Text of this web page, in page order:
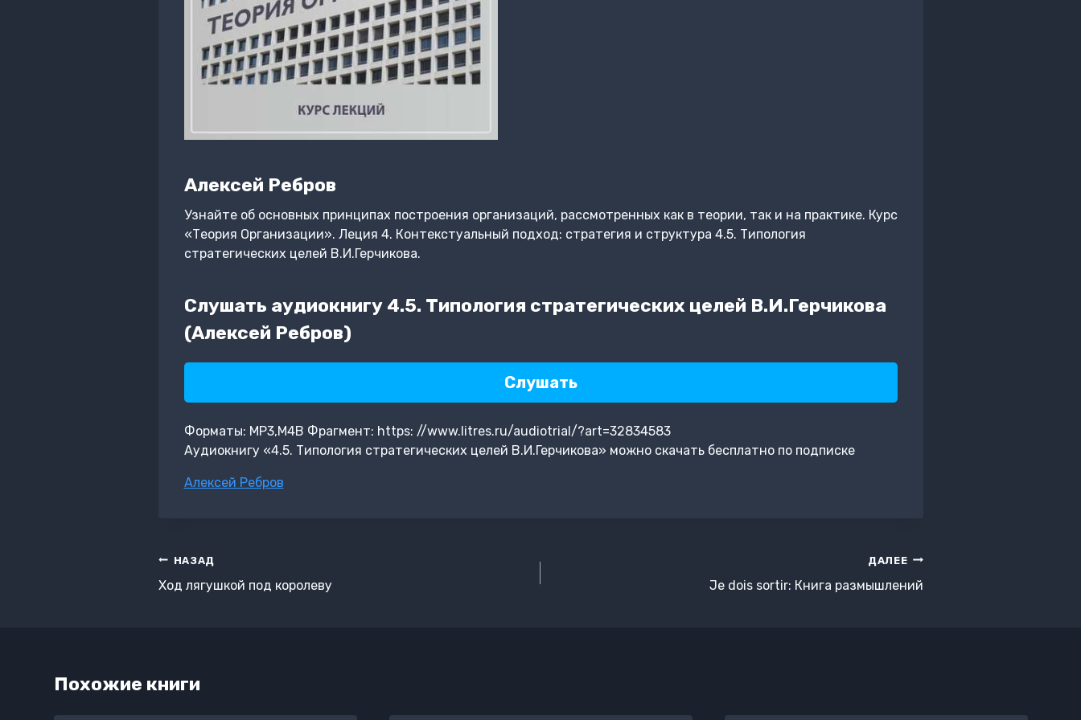
Алексей Ребров
Узнайте об основных принципах построения организаций, рассмотренных как в теории, так и на практике. Курс
«Теория Организации». Леция 4. Контекстуальный подход: стратегия и структура 4.5. Типология
стратегических целей В.И.Герчикова.
Слушать аудиокнигу 4.5. Типология стратегических целей В.И.Герчикова
(Алексей Ребров)
Слушать
Форматы: MP3,M4B Фрагмент: https: //www.litres.ru/audiotrial/?art=32834583
Аудиокнигу «4.5. Типология стратегических целей В.И.Герчикова» можно скачать бесплатно по подписке
Метки
Алексей Ребров
Навигация
по
НАЗАД
Ход лягушкой под королеву
ДАЛЕЕ
Je dois sortir: Книга размышлений
Похожие книги